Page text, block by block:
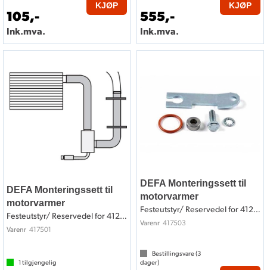
105,-
Ink.mva.
KJØP
555,-
Ink.mva.
KJØP
DEFA Monteringssett til
motorvarmer
Festeutstyr/ Reservedel for 412501
Varenr 417501
1 tilgjengelig
DEFA Monteringssett til
motorvarmer
Festeutstyr/ Reservedel for 412503
Varenr 417503
Bestillingsvare (3
dager)